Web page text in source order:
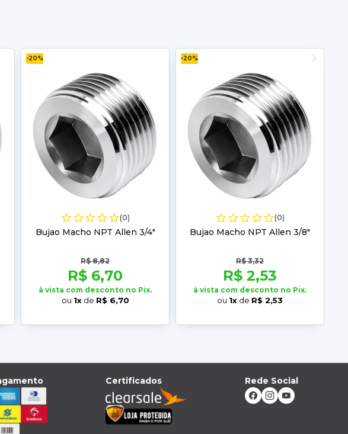
-20%
(0)
Bujao Macho NPT Allen 3/4"
R$ 8,82
R$ 6,70
à vista com desconto no Pix.
ou 1xde R$ 6,70
-20%
(0)
Bujao Macho NPT Allen 3/8"
R$ 3,32
R$ 2,53
à vista com desconto no Pix.
ou 1x de R$ 2,53
Certificados Rede Social